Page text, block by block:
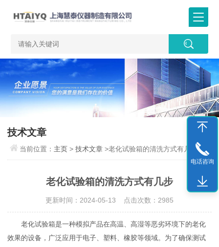
技术文章
当前位置： 主页 >技术文章 >老化试验箱的清洗方式有几步
老化试验箱的清洗方式有几步
更新时间：2024-05-13 点击次数：2985
老化试验箱是一种模拟产品在高温、高湿等恶劣环境下的老化
效果的设备，广泛应用于电子、塑料、橡胶等领域。为了确保测试
电话咨询